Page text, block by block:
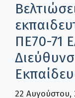
ΠΕ70-71
22 Αυγούστου,